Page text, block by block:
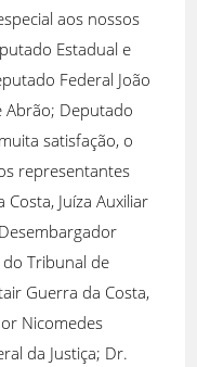
aos nossos
Estadual e
Federal João
Abrão; Deputado
satisfação, o
representantes
Juíza Auxiliar
do Tribunal de
Guerra da Costa,
Nicomedes
da Justiça; Dr.